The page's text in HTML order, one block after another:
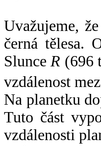
Uvažujeme,
černá tělesa.
SlunceR (696
vzdálenost
Na planetku
Tuto část
vzdálenosti